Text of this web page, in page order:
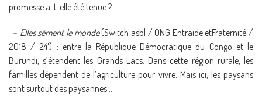
promesse a-t-elle été tenue ?
– Elles sèment le monde(Switch asbl / ONG Entraide etFraternité /
2018 / 24′) : entre la République Démocratique du Congo et le
Burundi, s’étendent les Grands Lacs. Dans cette région rurale, les
familles dépendent de l’agriculture pour vivre. Mais ici, les paysans
sont surtout des paysannes …